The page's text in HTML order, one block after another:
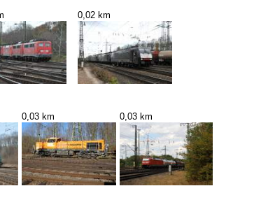
0,02 km
0,03 km 0,03 km